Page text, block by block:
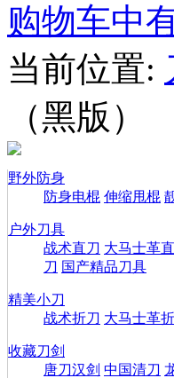
购物车中
当前位置:
（黑版）
野外防身
防身电棍 伸缩甩棍
户外刀具
战术直刀 大马士革
刀 国产精品刀具
精美小刀
战术折刀 大马士革
收藏刀剑
唐刀汉剑 中国清刀